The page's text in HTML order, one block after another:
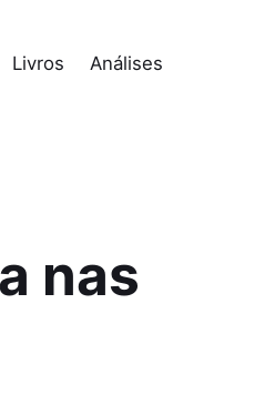
Livros Análises
nas